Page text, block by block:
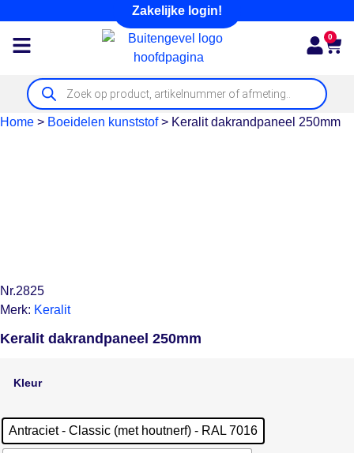
Zakelijke login!
0
Home > Boeidelen kunststof> Keralit dakrandpaneel 250mm
Nr.2825
Merk: Keralit
Keralit dakrandpaneel 250mm
Kleur
Antraciet - Classic (met houtnerf) - RAL 7016